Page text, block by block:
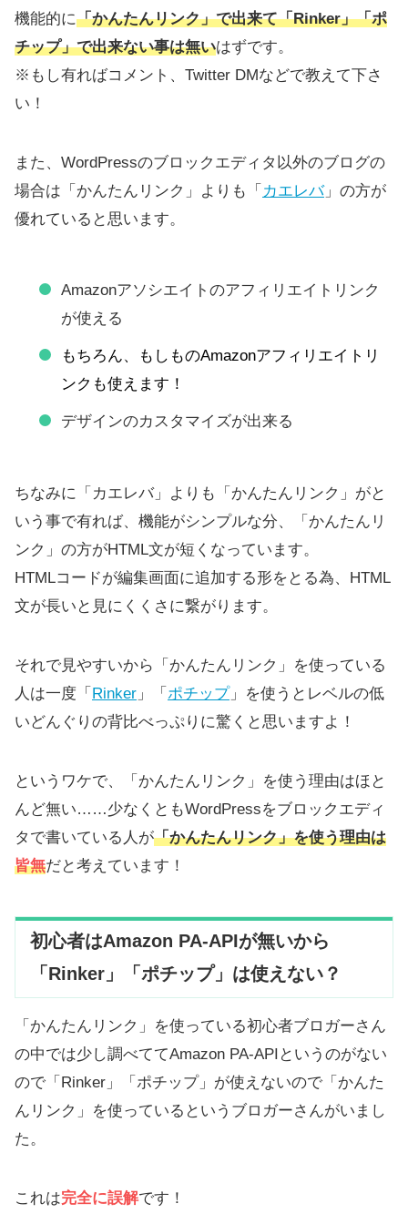
機能的に「かんたんリンク」で出来て「Rinker」「ポ
チップ」で出来ない事は無いはずです。
※もし有ればコメント、Twitter DMなどで教えて下さ
い！
また、WordPressのブロックエディタ以外のブログの
場合は「かんたんリンク」よりも「 カエレバ」の方が
優れていると思います。
Amazonアソシエイトのアフィリエイトリンク
が使える
もちろん、もしものAmazonアフィリエイトリ
ンクも使えます！
デザインのカスタマイズが出来る
ちなみに「カエレバ」よりも「かんたんリンク」がと
いう事で有れば、機能がシンプルな分、「かんたんリ
ンク」の方がHTML文が短くなっています。
HTMLコードが編集画面に追加する形をとる為、HTML
文が長いと見にくくさに繋がります。
それで見やすいから「かんたんリンク」を使っている
人は一度「 Rinker 」「 ポチップ」を使うとレベルの低
いどんぐりの背比べっぷりに驚くと思いますよ！
というワケで、「かんたんリンク」を使う理由はほと
んど無い……少なくともWordPressをブロックエディ
タで書いている人が「かんたんリンク」を使う理由は
皆無だと考えています！
初心者はAmazon PA-APIが無いから
「Rinker」「ポチップ」は使えない？
「かんたんリンク」を使っている初心者ブロガーさん
の中では少し調べててAmazon PA-APIというのがない
ので「Rinker」「ポチップ」が使えないので「かんた
んリンク」を使っているというブロガーさんがいまし
た。
これは完全に誤解です！